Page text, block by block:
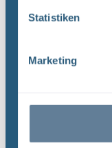
Statistiken
Marketing
Infomobil BASE
Endlagersuche
die Sicherheit
auf dem